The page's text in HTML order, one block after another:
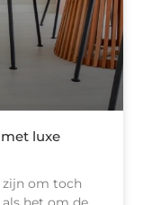
luxe
om toch